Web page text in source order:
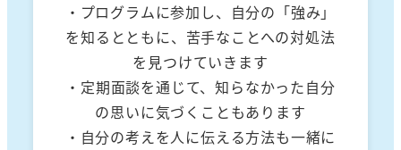
・プログラムに参加し、自分の「強み」
を知るとともに、苦手なことへの対処法
を見つけていきます
・定期面談を通じて、知らなかった自分
の思いに気づくこともあります
・自分の考えを人に伝える方法も一緒に